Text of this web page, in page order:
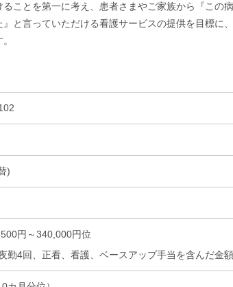
ことを第一に考え、患者さまやご家族から『この
と言っていただける看護サービスの提供を目標に
)
円～340,000円位
勤4回、正看、看護、ベースアップ手当を含んだ金額